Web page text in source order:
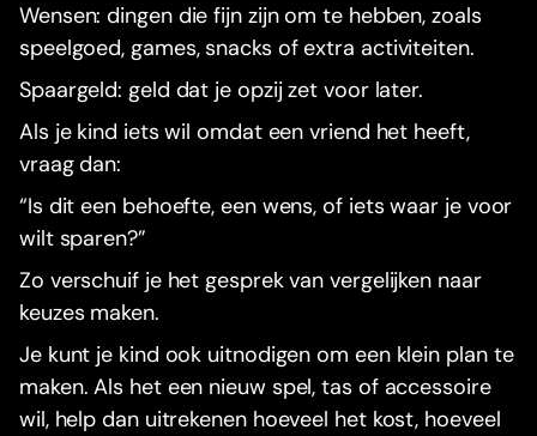
Wensen: dingen die fijn zijn om te hebben, zoals
speelgoed, games, snacks of extra activiteiten.
Spaargeld: geld dat je opzij zet voor later.
Als je kind iets wil omdat een vriend het heeft,
vraag dan:
“Is dit een behoefte, een wens, of iets waar je voor
wilt sparen?”
Zo verschuif je het gesprek van vergelijken naar
keuzes maken.
Je kunt je kind ook uitnodigen om een klein plan te
maken. Als het een nieuw spel, tas of accessoire
wil, help dan uitrekenen hoeveel het kost, hoeveel